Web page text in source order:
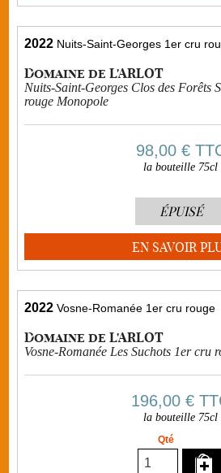
2022 Nuits-Saint-Georges 1er cru
Domaine de L'ARLOT
Nuits-Saint-Georges Clos des Forêts
rouge Monopole
98,00 €
la bouteille 75cl
ÉPUISÉ
EN SAVOIR
2022 Vosne-Romanée 1er cru rouge
Domaine de L'ARLOT
Vosne-Romanée Les Suchots 1er cru
196,00 €
la bouteille 75cl
Qté